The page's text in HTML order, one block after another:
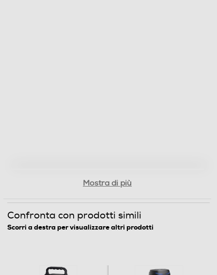
Mostra di più
Confronta con prodotti simili
Scorri a destra per visualizzare altri prodotti